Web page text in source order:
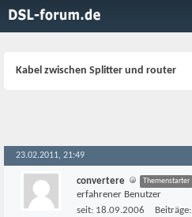
Kabel zwischen Splitter und router
23.02.2011, 21:49
convertere Themenstarter
erfahrener Benutzer
seit: 18.09.2006 Beiträge: